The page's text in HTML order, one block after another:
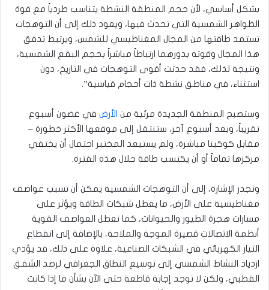
بشكل أساسي، لأن حجم المنطقة النشطة يتناسب طردياً مع قوة
الظواهر الشمسية التي تحدث فيها، ويعود ذلك إلى أن التوهجات
تستمد طاقتها من المجال المغناطيسي للشمس، ويرتبط تدفق
هذا المجال وقوته بدورهما ارتباطاً مباشراً بحجم البقع الشمسية،
ونتيجة لذلك، فقد حدثت أقوى التوهجات في التاريخ، دون
استثناء، في مناطق نشطة ذات أحجام قياسية”.
وستصبح المنطقة الجديدة مرئية من الأرض في غضون أسبوع
تقريباً، وبعد أسبوع آخر، ستنتقل إلى موقعها الأكثر خطورة –
مقابل كوكبنا مباشرة، ولم يستبعد المختبر احتمال أن يختفي
مركزها تماماً أو أن يكتسب طاقة خلال هذه الفترة.
وتجدر الإشارة، إلى أن التوهجات الشمسية يمكن أن تسبب عواصف
مغناطيسية على الأرض، ما يعطل شبكات الطاقة ويؤثر على
مسارات هجرة الطيور والحيوانات، كما تعطل العواصف القوية
أنظمة الاتصالات قصيرة الموجة والملاحة، بالإضافة إلى انقطاع
التيار الكهربائي في الشبكات الصناعية، علاوة على ذلك، قد يؤدي
ازدياد النشاط الشمسي إلى توسيع النطاق الجغرافي لرصد الشفق
القطبي، ولكن لا توجد إجابة قاطعة حتى الآن بشأن ما إذا كانت